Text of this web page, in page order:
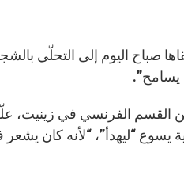
صباح اليوم إلى التحلّي
يسامح”.
القسم الفرنسي في زينيت،
“ليهدأ”، “لأنه كان